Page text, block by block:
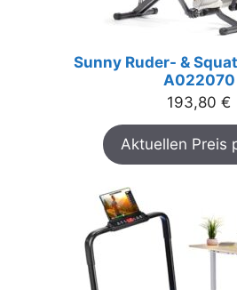
Sunny Ruder- &
A022070
193,80 €
Aktuellen Preis